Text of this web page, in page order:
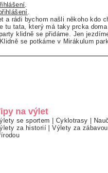
a rádi bychom našli někoho kdo
tu tata, který má taky prcka
klidně se přidáme. Jen
se potkáme v Mirákulum
na výlet
se sportem Cyklotrasy
za historií |Výlety za zábavou